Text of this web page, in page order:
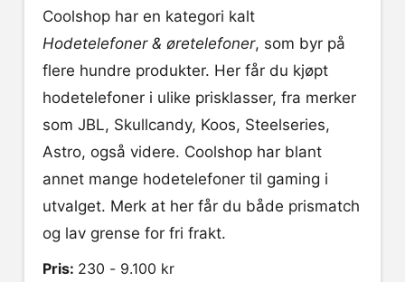
Coolshop har en kategori kalt
Hodetelefoner & øretelefoner, som byr på
flere hundre produkter. Her får du kjøpt
hodetelefoner i ulike prisklasser, fra merker
som JBL, Skullcandy, Koos, Steelseries,
Astro, også videre. Coolshop har blant
annet mange hodetelefoner til gaming i
utvalget. Merk at her får du både prismatch
og lav grense for fri frakt.
Pris: 230 - 9.100 kr